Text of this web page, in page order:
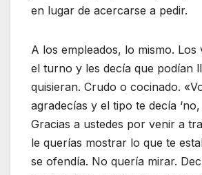
en lugar de acercarse a pedir.
A los empleados, lo mismo. Los
el turno y les decía que podían
quisieran. Crudo o cocinado.
agradecías y el tipo te decía
Gracias a ustedes por venir a
le querías mostrar lo que te
se ofendía. No quería mirar.